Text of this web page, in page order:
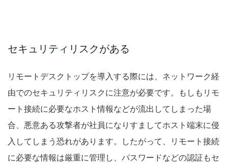
セキュリティリスクがある
リモートデスクトップを導入する際には、ネットワーク経
由でのセキュリティリスクに注意が必要です。もしもリモ
ート接続に必要なホスト情報などが流出してしまった場
合、悪意ある攻撃者が社員になりすましてホスト端末に侵
入してしまう恐れがあります。したがって、リモート接続
に必要な情報は厳重に管理し、パスワードなどの認証もセ